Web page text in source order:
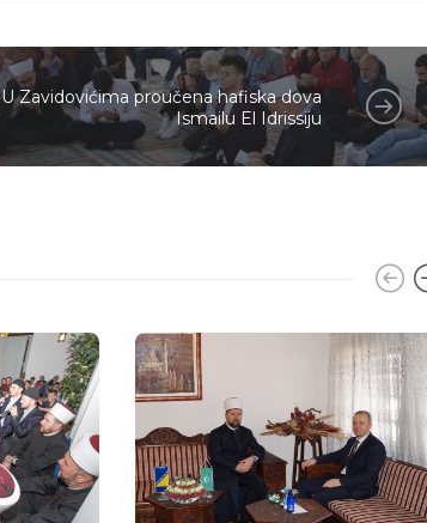
U Zavidovićima proučena hafiska dova
Ismailu El Idrissiju